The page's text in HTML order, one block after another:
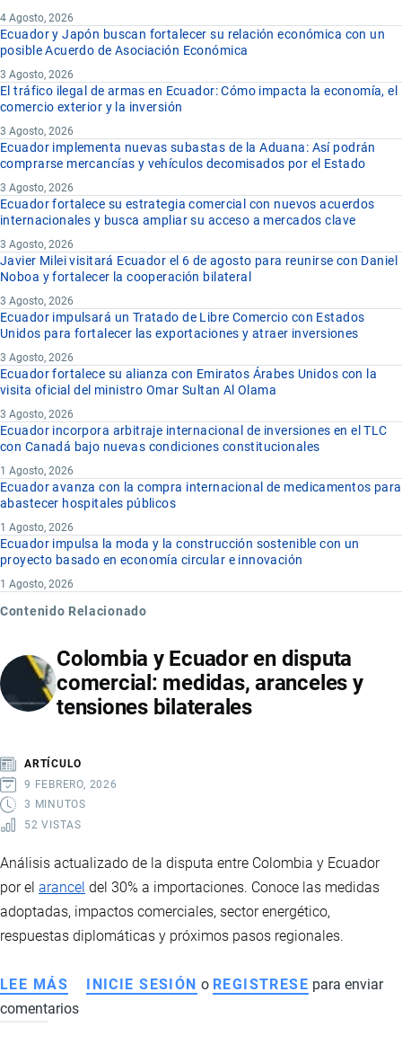
4 Agosto, 2026
Ecuador y Japón buscan fortalecer su relación económica con un
posible Acuerdo de Asociación Económica
3 Agosto, 2026
El tráfico ilegal de armas en Ecuador: Cómo impacta la economía, el
comercio exterior y la inversión
3 Agosto, 2026
Ecuador implementa nuevas subastas de la Aduana: Así podrán
comprarse mercancías y vehículos decomisados por el Estado
3 Agosto, 2026
Ecuador fortalece su estrategia comercial con nuevos acuerdos
internacionales y busca ampliar su acceso a mercados clave
3 Agosto, 2026
Javier Milei visitará Ecuador el 6 de agosto para reunirse con Daniel
Noboa y fortalecer la cooperación bilateral
3 Agosto, 2026
Ecuador impulsará un Tratado de Libre Comercio con Estados
Unidos para fortalecer las exportaciones y atraer inversiones
3 Agosto, 2026
Ecuador fortalece su alianza con Emiratos Árabes Unidos con la
visita oficial del ministro Omar Sultan Al Olama
3 Agosto, 2026
Ecuador incorpora arbitraje internacional de inversiones en el TLC
con Canadá bajo nuevas condiciones constitucionales
1 Agosto, 2026
Ecuador avanza con la compra internacional de medicamentos para
abastecer hospitales públicos
1 Agosto, 2026
Ecuador impulsa la moda y la construcción sostenible con un
proyecto basado en economía circular e innovación
1 Agosto, 2026
Contenido Relacionado
Colombia y Ecuador en disputa
comercial: medidas, aranceles y
tensiones bilaterales
ARTÍCULO
9 FEBRERO, 2026
3 MINUTOS
52 VISTAS
Análisis actualizado de la disputa entre Colombia y Ecuador
por el arancel del 30% a importaciones. Conoce las medidas
adoptadas, impactos comerciales, sector energético,
respuestas diplomáticas y próximos pasos regionales.
LEE MÁS SOBRE
COLOMBIA
INICIE SESIÓN o REGISTRESE para enviar
comentarios